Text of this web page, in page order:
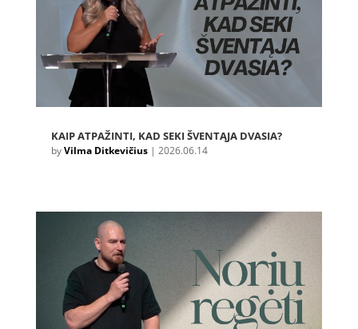
KAIP ATPAŽINTI, KAD SEKI ŠVENTĄJA DVASIA?
byVilma Ditkevičius| 2026.06.14